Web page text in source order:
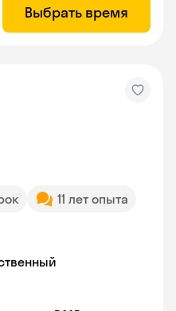
Выбрать время
11 лет опыта